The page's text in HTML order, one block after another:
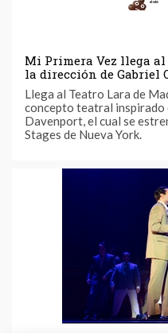
Mi Primera Vez llega
la dirección de Gabriel
Llega al Teatro Lara de
concepto teatral inspirado
Davenport, el cual se
Stages de Nueva York.